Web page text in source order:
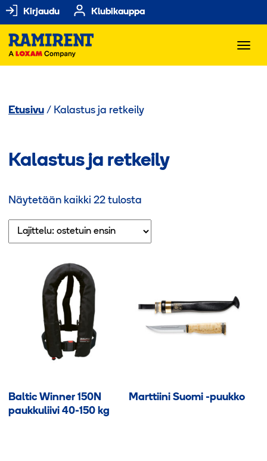
Kirjaudu Klubikauppa
Etusivu/ Kalastus ja retkeily
Kalastus ja retkeily
Näytetään kaikki 22 tulostaSuosituimmat
Baltic Winner 150N
paukkuliivi 40-150 kg
Marttiini Suomi -puukko